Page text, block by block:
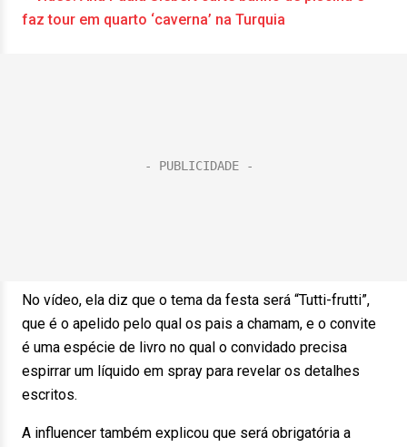
faz tour em quarto ‘caverna’ na Turquia
No vídeo, ela diz que o tema da festa será “Tutti-frutti”,
que é o apelido pelo qual os pais a chamam, e o convite
é uma espécie de livro no qual o convidado precisa
espirrar um líquido em spray para revelar os detalhes
escritos.
A influencer também explicou que será obrigatória a